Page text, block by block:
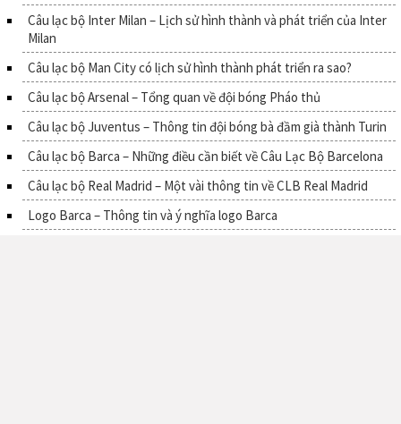
Câu lạc bộ Inter Milan – Lịch sử hình thành và phát triển của Inter
Milan
Câu lạc bộ Man City có lịch sử hình thành phát triển ra sao?
Câu lạc bộ Arsenal – Tổng quan về đội bóng Pháo thủ
Câu lạc bộ Juventus – Thông tin đội bóng bà đầm già thành Turin
Câu lạc bộ Barca – Những điều cần biết về Câu Lạc Bộ Barcelona
Câu lạc bộ Real Madrid – Một vài thông tin về CLB Real Madrid
Logo Barca – Thông tin và ý nghĩa logo Barca